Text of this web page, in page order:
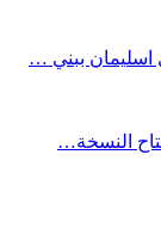
اسليمان ببني …
النسخة…